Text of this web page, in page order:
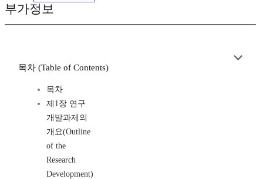
부가정보
목차 (Table of Contents)
목차
제1장 연구
개발과제의
개요(Outline
of the
Research
Development)